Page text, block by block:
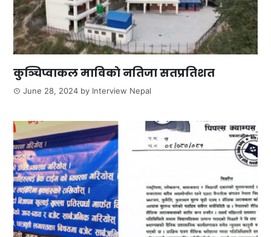
कुञ्चिप्वाकल माविकाे नतिजा सतप्रतिशत
June 28, 2024 by Interview Nepal